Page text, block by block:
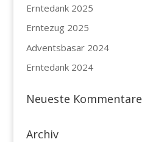
Erntedank 2025
Erntezug 2025
Adventsbasar 2024
Erntedank 2024
Neueste Kommentare
Archiv